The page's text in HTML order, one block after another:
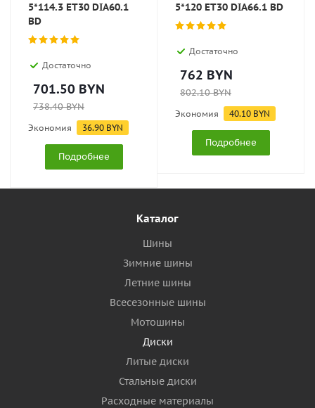
5*114.3 ET30 DIA60.1
BD
Достаточно
701.50 BYN
738.40BYN
Экономия 36.90 BYN
Подробнее
5*120 ET30 DIA66.1 BD
Достаточно
762 BYN
802.10BYN
Экономия 40.10 BYN
Подробнее
Каталог
Шины
Зимние шины
Летние шины
Всесезонные шины
Мотошины
Диски
Литые диски
Стальные диски
Расходные материалы